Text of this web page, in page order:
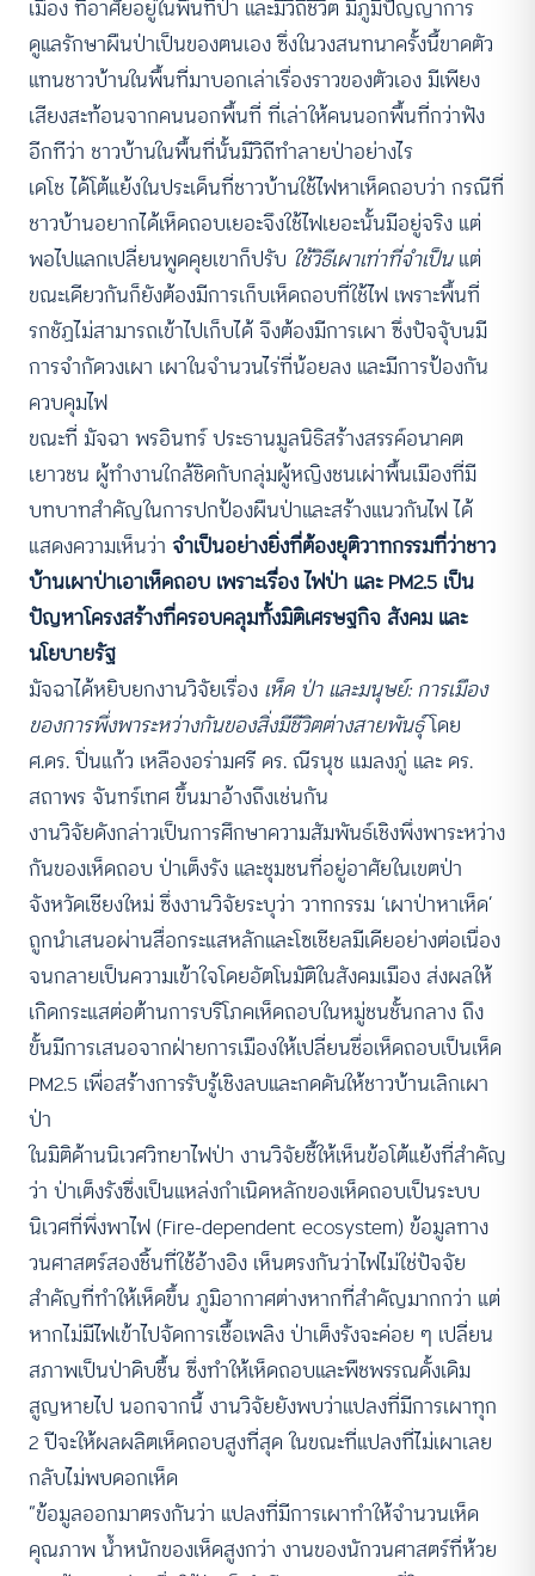
เมือง ที่อาศัยอยู่ในพื้นที่ป่า และมีวิถีชีวิต มีภูมิปัญญาการ
ดูแลรักษาผืนป่าเป็นของตนเอง ซึ่งในวงสนทนาครั้งนี้ขาดตัว
แทนชาวบ้านในพื้นที่มาบอกเล่าเรื่องราวของตัวเอง มีเพียง
เสียงสะท้อนจากคนนอกพื้นที่ ที่เล่าให้คนนอกพื้นที่กว่าฟัง
อีกทีว่า ชาวบ้านในพื้นที่นั้นมีวิถีทำลายป่าอย่างไร
เดโช ได้โต้แย้งในประเด็นที่ชาวบ้านใช้ไฟหาเห็ดถอบว่า กรณีที่
ชาวบ้านอยากได้เห็ดถอบเยอะจึงใช้ไฟเยอะนั้นมีอยู่จริง แต่
พอไปแลกเปลี่ยนพูดคุยเขาก็ปรับ ใช้วิธีเผาเท่าที่จำเป็นแต่
ขณะเดียวกันก็ยังต้องมีการเก็บเห็ดถอบที่ใช้ไฟ เพราะพื้นที่
รกชัฏไม่สามารถเข้าไปเก็บได้ จึงต้องมีการเผา ซึ่งปัจจุับนมี
การจำกัดวงเผา เผาในจำนวนไร่ที่น้อยลง และมีการป้องกัน
ควบคุมไฟ
ขณะที่ มัจฉา พรอินทร์ ประธานมูลนิธิสร้างสรรค์อนาคต
เยาวชน ผู้ทำงานใกล้ชิดกับกลุ่มผู้หญิงชนเผ่าพื้นเมืองที่มี
บทบาทสำคัญในการปกป้องผืนป่าและสร้างแนวกันไฟ ได้
แสดงความเห็นว่า จำเป็นอย่างยิ่งที่ต้องยุติวาทกรรมที่ว่าชาว
บ้านเผาป่าเอาเห็ดถอบ เพราะเรื่อง ไฟป่า และ PM2.5 เป็น
ปัญหาโครงสร้างที่ครอบคลุมทั้งมิติเศรษฐกิจ สังคม และ
นโยบายรัฐ
มัจฉาได้หยิบยกงานวิจัยเรื่อง เห็ด ป่า และมนุษย์: การเมือง
ของการพึ่งพาระหว่างกันของสิ่งมีชีวิตต่างสายพันธุ์โดย
ศ.ดร. ปิ่นแก้ว เหลืองอร่ามศรี ดร. ณีรนุช แมลงภู่ และ ดร.
สถาพร จันทร์เทศ ขึ้นมาอ้างถึงเช่นกัน
งานวิจัยดังกล่าวเป็นการศึกษาความสัมพันธ์เชิงพึ่งพาระหว่าง
กันของเห็ดถอบ ป่าเต็งรัง และชุมชนที่อยู่อาศัยในเขตป่า
จังหวัดเชียงใหม่ ซึ่งงานวิจัยระบุว่า วาทกรรม ‘เผาป่าหาเห็ด’
ถูกนำเสนอผ่านสื่อกระแสหลักและโซเชียลมีเดียอย่างต่อเนื่อง
จนกลายเป็นความเข้าใจโดยอัตโนมัติในสังคมเมือง ส่งผลให้
เกิดกระแสต่อต้านการบริโภคเห็ดถอบในหมู่ชนชั้นกลาง ถึง
ขั้นมีการเสนอจากฝ่ายการเมืองให้เปลี่ยนชื่อเห็ดถอบเป็นเห็ด
PM2.5 เพื่อสร้างการรับรู้เชิงลบและกดดันให้ชาวบ้านเลิกเผา
ป่า
ในมิติด้านนิเวศวิทยาไฟป่า งานวิจัยชี้ให้เห็นข้อโต้แย้งที่สำคัญ
ว่า ป่าเต็งรังซึ่งเป็นแหล่งกำเนิดหลักของเห็ดถอบเป็นระบบ
นิเวศที่พึ่งพาไฟ (Fire-dependent ecosystem) ข้อมูลทาง
วนศาสตร์สองชิ้นที่ใช้อ้างอิง เห็นตรงกันว่าไฟไม่ใช่ปัจจัย
สำคัญที่ทำให้เห็ดขึ้น ภูมิอากาศต่างหากที่สำคัญมากกว่า แต่
หากไม่มีไฟเข้าไปจัดการเชื้อเพลิง ป่าเต็งรังจะค่อย ๆ เปลี่ยน
สภาพเป็นป่าดิบชื้น ซึ่งทำให้เห็ดถอบและพืชพรรณดั้งเดิม
สูญหายไป นอกจากนี้ งานวิจัยยังพบว่าแปลงที่มีการเผาทุก
2 ปีจะให้ผลผลิตเห็ดถอบสูงที่สุด ในขณะที่แปลงที่ไม่เผาเลย
กลับไม่พบดอกเห็ด
“ข้อมูลออกมาตรงกันว่า แปลงที่มีการเผาทำให้จำนวนเห็ด
คุณภาพ น้ำหนักของเห็ดสูงกว่า งานของนักวนศาสตร์ที่ห้วย